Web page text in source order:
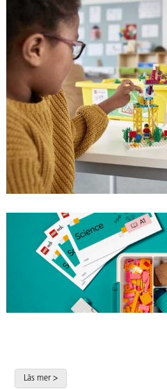
verktyg för att väcka
engagemang hos
till en plats där lärandet
levande!
Till lärarresurserna >
Läs mer >